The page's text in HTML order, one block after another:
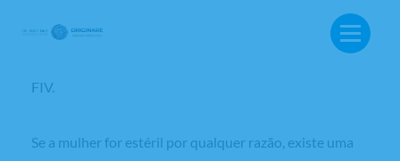
doação de óvulos e fecundá-los com os
espermatozoides do homem também em um ciclo de
FIV.
Se a mulher for estéril por qualquer razão, existe uma